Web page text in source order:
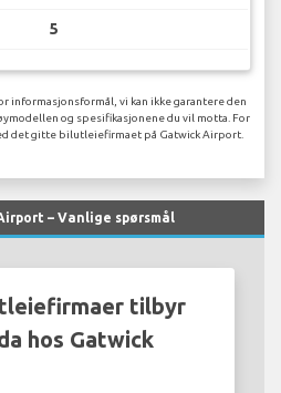
5
informasjonsformål, vi kan ikke garantere den
og spesifikasjonene du vil motta. For
det gitte bilutleiefirmaet på Gatwick Airport.
– Vanlige spørsmål
tilbyr
hos Gatwick